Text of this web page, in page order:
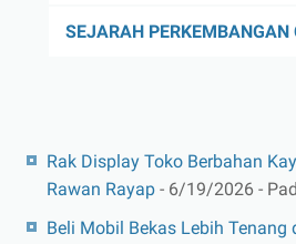
SEJARAH PERKEMBANGAN
Rak Display Toko Berbahan
Rawan Rayap - 6/19/2026 -
Beli Mobil Bekas Lebih Tenang